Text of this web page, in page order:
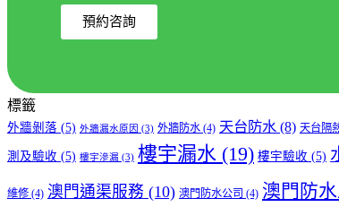
預約咨詢
標籤
外牆剝落 (5) 外牆漏水原因 (3) 外牆防水 (4) 天台防水 (8) 天台隔
測及驗收 (5) 樓宇滲漏 (3) 樓宇漏水 (19) 樓宇驗收 (5)
維修 (4) 澳門通渠服務 (10) 澳門防水公司 (4) 澳門防